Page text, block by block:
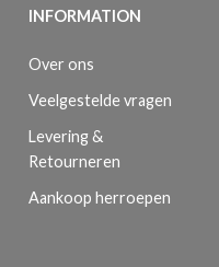
INFORMATION
Over ons
Veelgestelde vragen
Levering &
Retourneren
Aankoop herroepen